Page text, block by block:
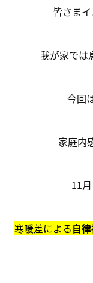
皆さま
我が家では
今回
家庭内
11
寒暖差による自